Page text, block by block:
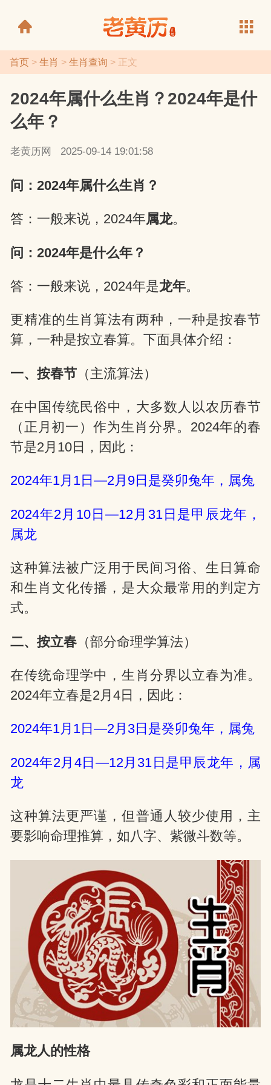
网
首页> 生肖 > 生肖查询 > 正文
2024年属什么生肖？2024年是什
么年？
老黄历网 2025-09-14 19:01:58
问：2024年属什么生肖？
答：一般来说，2024年属龙。
问：2024年是什么年？
答：一般来说，2024年是龙年。
更精准的生肖算法有两种，一种是按春节
算，一种是按立春算。下面具体介绍：
一、按春节（主流算法）
在中国传统民俗中，大多数人以农历春节
（正月初一）作为生肖分界。2024年的春
节是2月10日，因此：
2024年1月1日—2月9日是癸卯兔年，属兔
2024年2月10日—12月31日是甲辰龙年，
属龙
这种算法被广泛用于民间习俗、生日算命
和生肖文化传播，是大众最常用的判定方
式。
二、按立春（部分命理学算法）
在传统命理学中，生肖分界以立春为准。
2024年立春是2月4日，因此：
2024年1月1日—2月3日是癸卯兔年，属兔
2024年2月4日—12月31日是甲辰龙年，属
龙
这种算法更严谨，但普通人较少使用，主
要影响命理推算，如八字、紫微斗数等。
属龙人的性格